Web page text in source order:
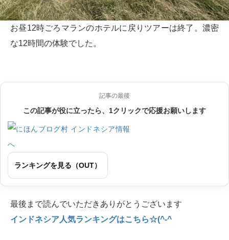
お昼12時ごろマランのホテルに戻りツアーは終了。濃密
な12時間の体験でした。
記事の最後
この記事が役に立ったら、1クリックで応援お願いします
ランキングを見る（OUT）
最後まで読んでいただきありがとうございます
インドネシア人気ランキングはこちら☆(^-^